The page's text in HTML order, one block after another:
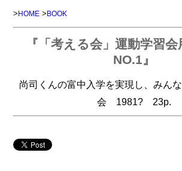
>HOME >BOOK
『「考える会」運動学習
NO.1』
尚司くんの富中入学を実現し、みん
会 1981? 23p.